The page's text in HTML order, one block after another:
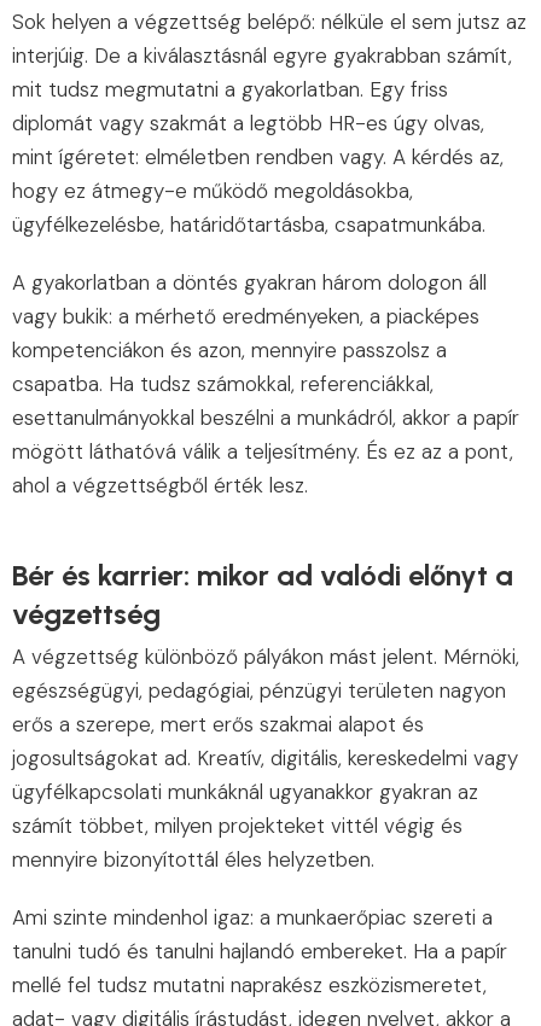
Sok helyen a végzettség belépő: nélküle el sem jutsz az
interjúig. De a kiválasztásnál egyre gyakrabban számít,
mit tudsz megmutatni a gyakorlatban. Egy friss
diplomát vagy szakmát a legtöbb HR-es úgy olvas,
mint ígéretet: elméletben rendben vagy. A kérdés az,
hogy ez átmegy-e működő megoldásokba,
ügyfélkezelésbe, határidőtartásba, csapatmunkába.
A gyakorlatban a döntés gyakran három dologon áll
vagy bukik: a mérhető eredményeken, a piacképes
kompetenciákon és azon, mennyire passzolsz a
csapatba. Ha tudsz számokkal, referenciákkal,
esettanulmányokkal beszélni a munkádról, akkor a papír
mögött láthatóvá válik a teljesítmény. És ez az a pont,
ahol a végzettségből érték lesz.
Bér és karrier: mikor ad valódi előnyt a
végzettség
A végzettség különböző pályákon mást jelent. Mérnöki,
egészségügyi, pedagógiai, pénzügyi területen nagyon
erős a szerepe, mert erős szakmai alapot és
jogosultságokat ad. Kreatív, digitális, kereskedelmi vagy
ügyfélkapcsolati munkáknál ugyanakkor gyakran az
számít többet, milyen projekteket vittél végig és
mennyire bizonyítottál éles helyzetben.
Ami szinte mindenhol igaz: a munkaerőpiac szereti a
tanulni tudó és tanulni hajlandó embereket. Ha a papír
mellé fel tudsz mutatni naprakész eszközismeretet,
adat- vagy digitális írástudást, idegen nyelvet, akkor a